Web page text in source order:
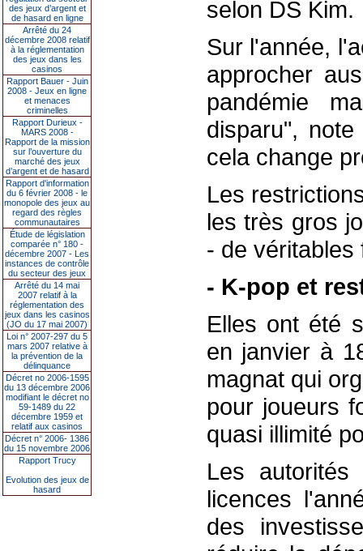
des jeux d’argent et
de hasard en ligne
Arrêté du 24
décembre 2008 relatif
à la réglementation
des jeux dans les
casinos
Rapport Bauer - Juin
2008 - Jeux en ligne
et menaces
criminelles
Rapport Durieux -
MARS 2008 -
Rapport de la mission
sur l’ouverture du
marché des jeux
d’argent et de hasard
Rapport d'information
du 6 février 2008 - le
monopole des jeux au
regard des règles
communautaires
Étude de législation
comparée n° 180 -
décembre 2007 - Les
instances de contrôle
du secteur des jeux
Arrêté du 14 mai
2007 relatif à la
réglementation des
jeux dans les casinos
(JO du 17 mai 2007)
Loi n° 2007-297 du 5
mars 2007 relative à
la prévention de la
délinquance
Décret no 2006-1595
du 13 décembre 2006
modifiant le décret no
59-1489 du 22
décembre 1959 et
relatif aux casinos
Décret n° 2006- 1386
du 15 novembre 2006
Rapport Trucy
Evolution des jeux de
hasard
selon DS Kim.
Sur l'année,
approcher
pandémie
disparu",
cela change
Les
les très gros
- de véritables
- K-pop et
Elles ont été
en janvier à
magnat qui
pour joueurs
quasi illimité
Les
licences
des